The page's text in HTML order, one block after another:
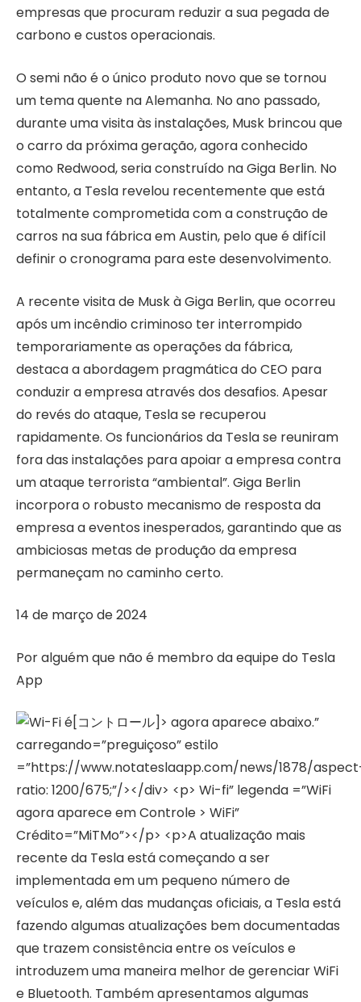
empresas que procuram reduzir a sua pegada de
carbono e custos operacionais.
O semi não é o único produto novo que se tornou
um tema quente na Alemanha. No ano passado,
durante uma visita às instalações, Musk brincou que
o carro da próxima geração, agora conhecido
como Redwood, seria construído na Giga Berlin. No
entanto, a Tesla revelou recentemente que está
totalmente comprometida com a construção de
carros na sua fábrica em Austin, pelo que é difícil
definir o cronograma para este desenvolvimento.
A recente visita de Musk à Giga Berlin, que ocorreu
após um incêndio criminoso ter interrompido
temporariamente as operações da fábrica,
destaca a abordagem pragmática do CEO para
conduzir a empresa através dos desafios. Apesar
do revés do ataque, Tesla se recuperou
rapidamente. Os funcionários da Tesla se reuniram
fora das instalações para apoiar a empresa contra
um ataque terrorista “ambiental”. Giga Berlin
incorpora o robusto mecanismo de resposta da
empresa a eventos inesperados, garantindo que as
ambiciosas metas de produção da empresa
permaneçam no caminho certo.
14 de março de 2024
Por alguém que não é membro da equipe do Tesla
App